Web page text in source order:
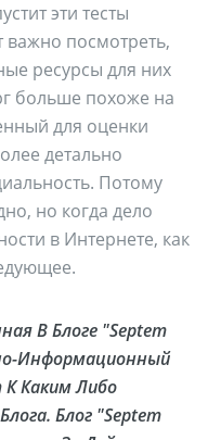
эти тесты
важно посмотреть,
ресурсы для них
больше похоже на
для оценки
детально
Потому
но когда дело
в Интернете, как
В Блоге "Septem
Информационный
Каким Либо
Блог "Septem